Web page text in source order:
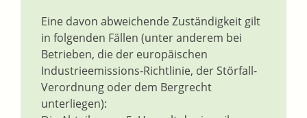
Eine davon abweichende Zuständigkeit gilt
in folgenden Fällen (unter anderem bei
Betrieben, die der europäischen
Industrieemissions-Richtlinie, der Störfall-
Verordnung oder dem Bergrecht
unterliegen):